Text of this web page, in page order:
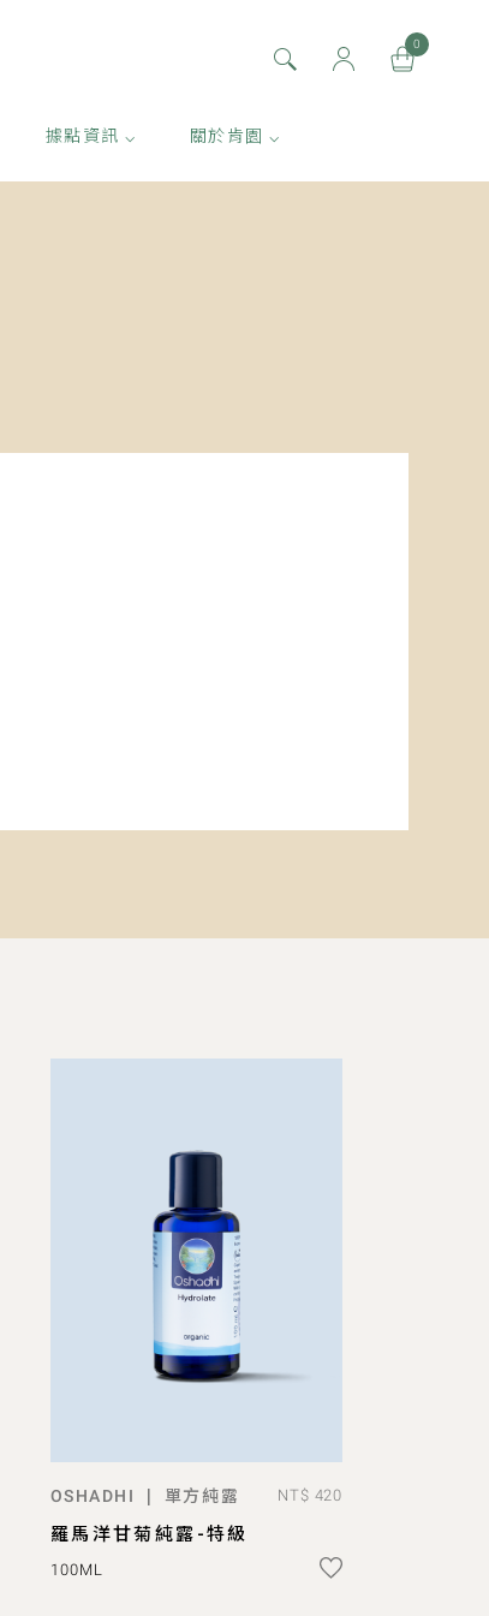
0
據點資訊 ⌵ 關於肯園 ⌵
預購
OSHADHI | 單方純露 NT$ 420
羅馬洋甘菊純露-特級
100ML